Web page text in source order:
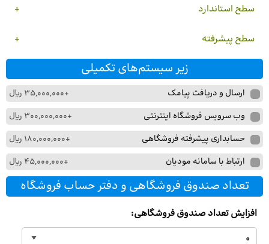
سطح استاندارد
سطح پیشرفته
زیر سیستم‌های تکمیلی
ارسال
و
دریافت
پیامک
ارسال و دریافت پیامک +35,000,000 ریال
وب
سرویس
فروشگاه
اینترنتی
وب سرویس فروشگاه اینترنتی +300,000,000 ریال
حسابداری
پیشرفته
فروشگاهی
حسابداری پیشرفته فروشگاهی +180,000,000 ریال
ارتباط
با
سامانه
مودیان
ارتباط با سامانه مودیان +45,000,000 ریال
تعداد صندوق فروشگاهی و دفتر حساب فروشگاه
افزایش تعداد صندوق فروشگاهی: